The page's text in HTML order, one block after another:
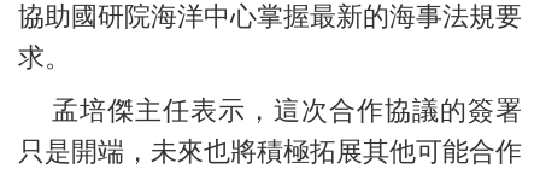
協助國研院海洋中心掌握最新的海事法規要
求。
孟培傑主任表示，這次合作協議的簽署
只是開端，未來也將積極拓展其他可能合作